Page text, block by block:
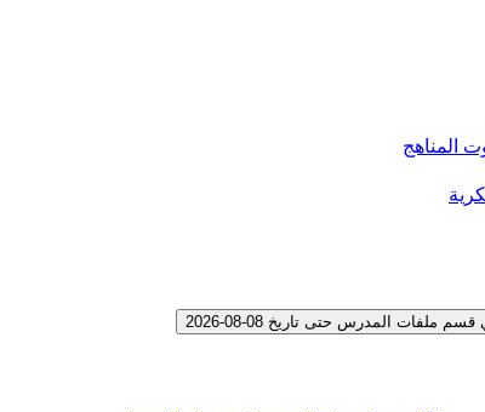
المناهج
المدرس حتى تاريخ 08-08-2026